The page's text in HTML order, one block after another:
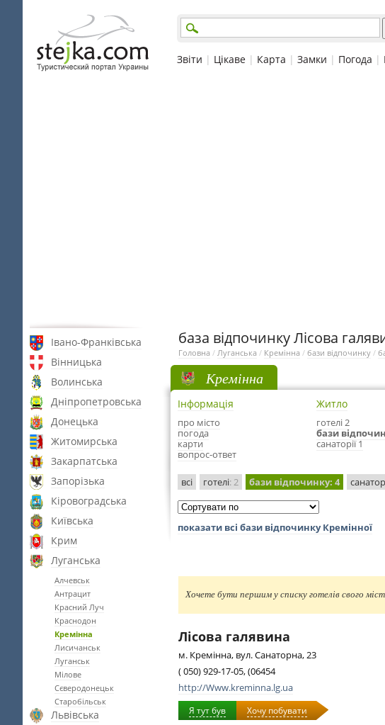
Звіти | Цікаве | Карта | Замки | Погода |
Івано-Франківська
Вінницька
Волинська
Дніпропетровська
Донецька
Житомирська
Закарпатська
Запорізька
Кіровоградська
Київська
Крим
Луганська
Алчевськ
Антрацит
Красний Луч
Краснодон
Кремінна
Лисичанськ
Луганськ
Мілове
Сєверодонецьк
Старобільськ
Львівська
база відпочинку Лісова
Головна / Луганська / Кремінна / бази відпочинку /
Кремінна
Інформація
про місто
погода
карти
вопрос-ответ
Житло
готелі 2
бази
санаторії 1
всі готелі: 2 бази відпочинку: 4
показати всі бази відпочинку Кремінної
Хочете бути першим у списку готелів свого
Лісова галявина
м. Кремінна, вул. Санаторна, 23
( 050) 929-17-05, (06454
http://Www.kreminna.lg.ua
Я тут був Хочу побувати